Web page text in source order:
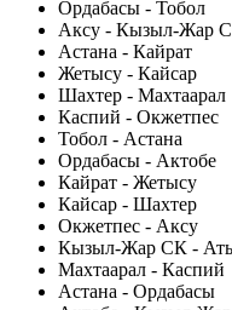
Ордабасы - Тобол
Аксу - Кызыл-Жар
Астана - Кайрат
Жетысу - Кайсар
Шахтер - Махтаарал
Каспий - Окжетпес
Тобол - Астана
Ордабасы - Актобе
Кайрат - Жетысу
Кайсар - Шахтер
Окжетпес - Аксу
Кызыл-Жар СК -
Махтаарал - Каспий
Астана - Ордабасы